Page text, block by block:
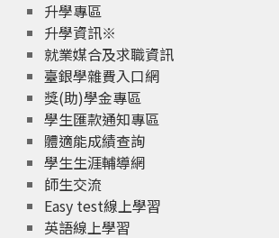
升學專區
升學資訊※
就業媒合及求職資訊
臺銀學雜費入口網
獎(助)學金專區
學生匯款通知專區
體適能成績查詢
學生生涯輔導網
師生交流
Easy test線上學習
英語線上學習